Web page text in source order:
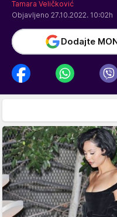
Tamara Veličković
Objavljeno 27.10.2022. 10:02h
Dodajte